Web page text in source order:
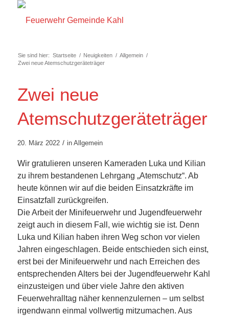
Sie sind hier: Startseite / Neuigkeiten / Allgemein /
Zwei neue Atemschutzgeräteträger
Zwei neue
Atemschutzgeräteträger
20. März 2022 / in Allgemein
Wir gratulieren unseren Kameraden Luka und Kilian
zu ihrem bestandenen Lehrgang „Atemschutz“. Ab
heute können wir auf die beiden Einsatzkräfte im
Einsatzfall zurückgreifen.
Die Arbeit der Minifeuerwehr und Jugendfeuerwehr
zeigt auch in diesem Fall, wie wichtig sie ist. Denn
Luka und Kilian haben ihren Weg schon vor vielen
Jahren eingeschlagen. Beide entschieden sich einst,
erst bei der Minifeuerwehr und nach Erreichen des
entsprechenden Alters bei der Jugendfeuerwehr Kahl
einzusteigen und über viele Jahre den aktiven
Feuerwehralltag näher kennenzulernen – um selbst
irgendwann einmal vollwertig mitzumachen. Aus